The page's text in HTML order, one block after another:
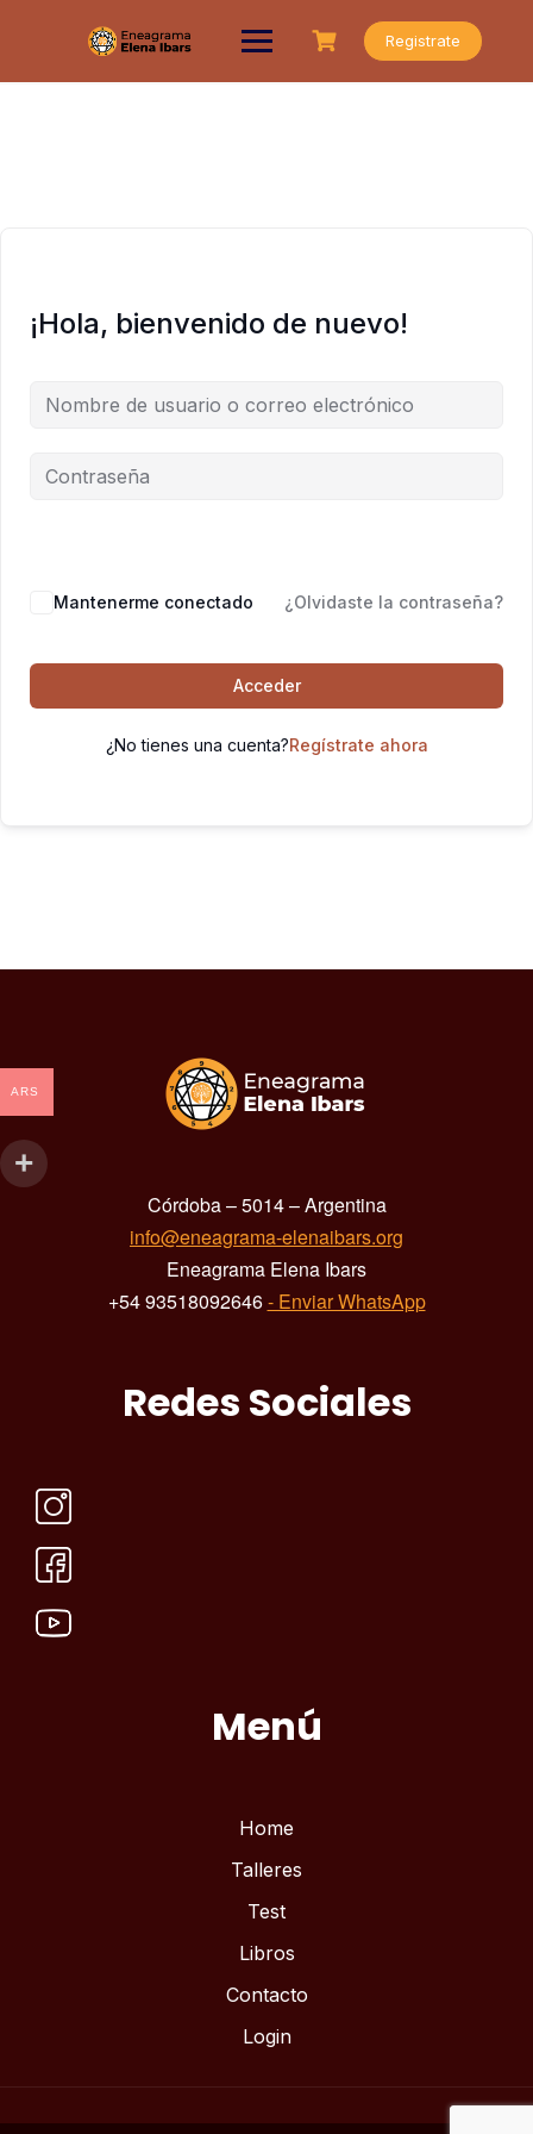
Registrate
¡Hola, bienvenido de nuevo!
Mantenerme conectado ¿Olvidaste la contraseña?
Acceder
¿No tienes una cuenta?Regístrate ahora
Córdoba – 5014 – Argentina
info@eneagrama-elenaibars.org
Eneagrama Elena Ibars
+54 93518092646- Enviar WhatsApp
Redes Sociales
Menú
Home
Talleres
Test
Libros
Contacto
Login
ARS